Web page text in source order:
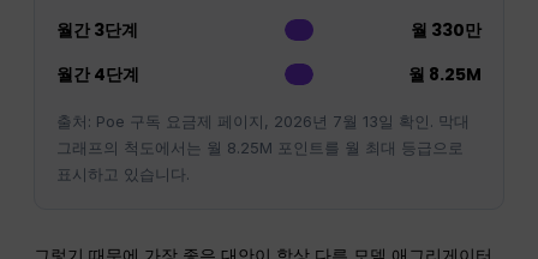
월간 3단계
월 330만
월간 4단계
월 8.25M
출처: Poe 구독 요금제 페이지, 2026년 7월 13일 확인. 막대
그래프의 척도에서는 월 8.25M 포인트를 월 최대 등급으로
표시하고 있습니다.
그렇기 때문에 가장 좋은 대안이 항상 다른 모델 애그리게이터